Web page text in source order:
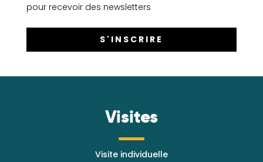
pour recevoir des newsletters
Visites
Visite individuelle